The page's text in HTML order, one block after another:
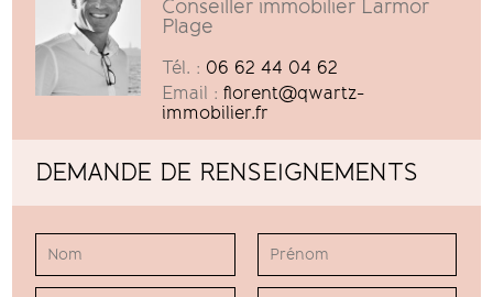
Conseiller immobilier Larmor
Plage
Tél. : 06 62 44 04 62
Email :florent@qwartz-
immobilier.fr
DEMANDE DE RENSEIGNEMENTS